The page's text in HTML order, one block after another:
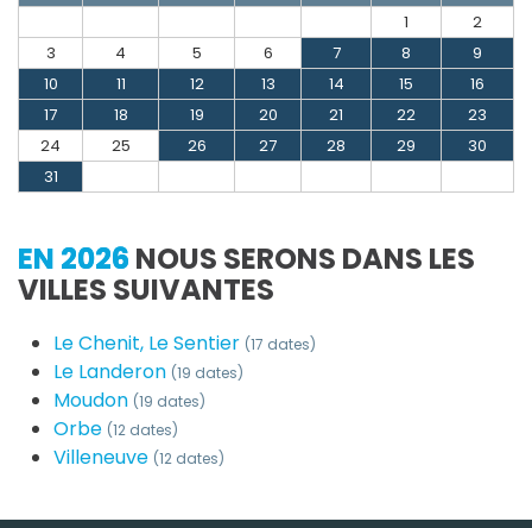
1
2
3
4 5 6 7 8
9
10
11 12 13 14 15
16
17
18 19 20 21 22
23
24
25 26 27 28 29
30
31
EN 2026 NOUS SERONS DANS LES
VILLES SUIVANTES
Le Chenit, Le Sentier (17 dates)
Le Landeron (19 dates)
Moudon (19 dates)
Orbe (12 dates)
Villeneuve (12 dates)